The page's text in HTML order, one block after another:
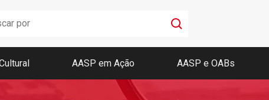
AASP em Ação AASP e OABs